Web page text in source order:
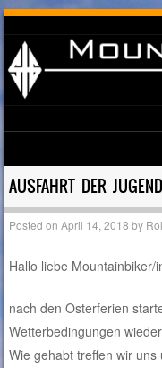
Skip to content
AUSFAHRT DER
Posted onApril 14, 2018 by
Hallo liebe
nach den Osterferien
Wetterbedingungen
Wie gehabt treffen wir